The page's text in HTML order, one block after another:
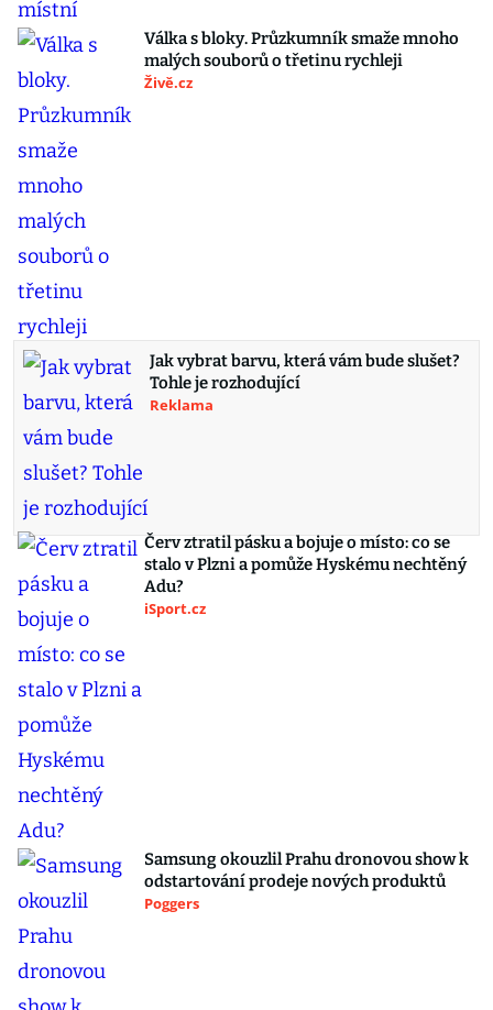
Válka s bloky. Průzkumník smaže mnoho
malých souborů o třetinu rychleji
Živě.cz
Jak vybrat barvu, která vám bude slušet?
Tohle je rozhodující
Reklama
Červ ztratil pásku a bojuje o místo: co se
stalo v Plzni a pomůže Hyskému nechtěný
Adu?
iSport.cz
Samsung okouzlil Prahu dronovou show k
odstartování prodeje nových produktů
Poggers